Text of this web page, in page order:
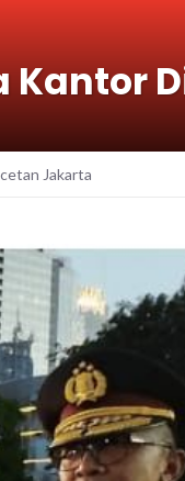
Kantor
Jakarta